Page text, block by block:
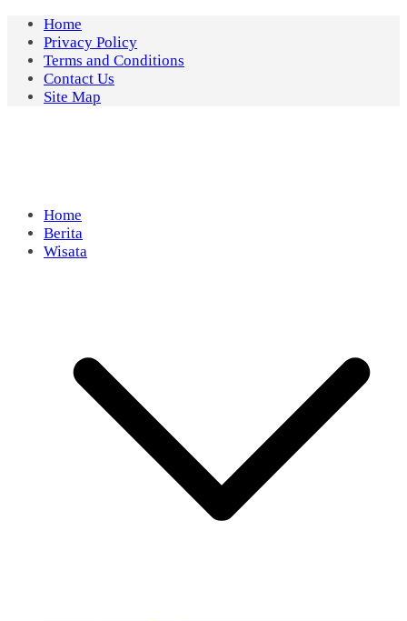
Skip
content
Home
Privacy Policy
Terms and Conditions
Contact Us
Site Map
Home
Berita
Wisata